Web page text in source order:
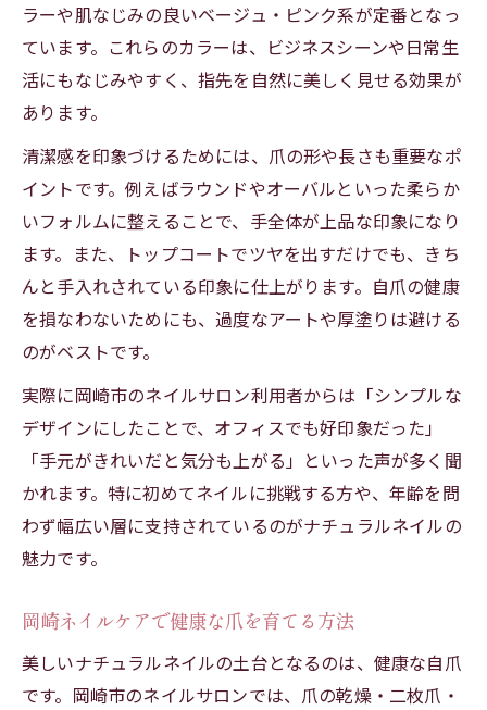
ラーや肌なじみの良いベージュ・ピンク系が定番となっ
ています。これらのカラーは、ビジネスシーンや日常生
活にもなじみやすく、指先を自然に美しく見せる効果が
あります。
清潔感を印象づけるためには、爪の形や長さも重要なポ
イントです。例えばラウンドやオーバルといった柔らか
いフォルムに整えることで、手全体が上品な印象になり
ます。また、トップコートでツヤを出すだけでも、きち
んと手入れされている印象に仕上がります。自爪の健康
を損なわないためにも、過度なアートや厚塗りは避ける
のがベストです。
実際に岡崎市のネイルサロン利用者からは「シンプルな
デザインにしたことで、オフィスでも好印象だった」
「手元がきれいだと気分も上がる」といった声が多く聞
かれます。特に初めてネイルに挑戦する方や、年齢を問
わず幅広い層に支持されているのがナチュラルネイルの
魅力です。
岡崎ネイルケアで健康な爪を育てる方法
美しいナチュラルネイルの土台となるのは、健康な自爪
です。岡崎市のネイルサロンでは、爪の乾燥・二枚爪・